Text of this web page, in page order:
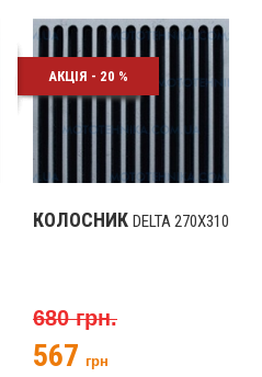
АКЦІЯ - 20 %
КОЛОСНИК DELTA 270Х310
680 грн.
567 грн